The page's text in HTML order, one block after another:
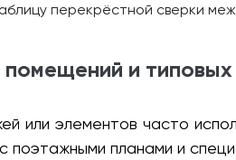
перекрёстной сверки
и типовых
или элементов часто
поэтажными планами и